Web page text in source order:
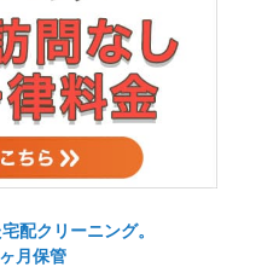
配クリーニング。
月保管